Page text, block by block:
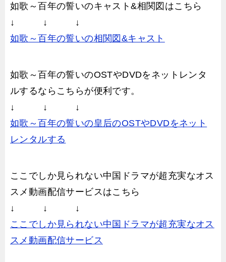
如歌～百年の誓いのキャスト&相関図はこちら
↓ ↓ ↓
如歌～百年の誓いの相関図&キャスト
如歌～百年の誓いのOSTやDVDをネットレンタ
ルするならこちらが便利です。
↓ ↓ ↓
如歌～百年の誓いの皇后のOSTやDVDをネット
レンタルする
ここでしか見られない中国ドラマが超充実なオス
スメ動画配信サービスはこちら
↓ ↓ ↓
ここでしか見られない中国ドラマが超充実なオス
スメ動画配信サービス